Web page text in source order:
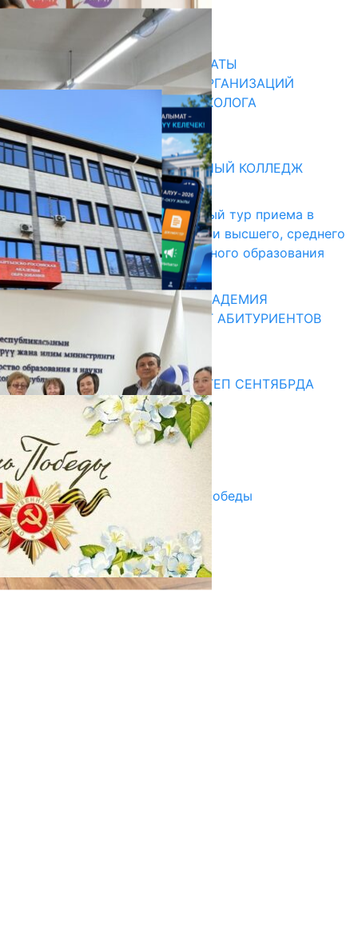
05.08.2026
В ПРИМЕРНЫЕ ТИПОВЫЕ ШТАТЫ
ОБЩЕОБРАЗОВАТЕЛЬНЫХ ОРГАНИЗАЦИЙ
ВВЕДЕНА ДОЛЖНОСТЬ ПСИХОЛОГА
31.07.2026
Абитуриент
БИШКЕКСКИЙ УНИВЕРСАЛЬНЫЙ КОЛЛЕДЖ
17.07.2026
В Кыргызстане начался первый тур приема в
образовательные организации высшего, среднего
и начального профессионального образования
13.07.2026
КЫРГЫЗКО-РОССИЙСКАЯ АКАДЕМИЯ
ОБРАЗОВАНИЯ ПРИГЛАШАЕТ АБИТУРИЕНТОВ
10.07.2026
Медиа
СУЗАКТА 750 ОРУНДУУ МЕКТЕП СЕНТЯБРДА
ПАЙДАЛАНУУГА БЕРИЛЕТ
07.08.2025
Улуу Жеңиштин жандуу сөзү
29.04.2025
Награды в преддверии Дня Победы
29.04.2025